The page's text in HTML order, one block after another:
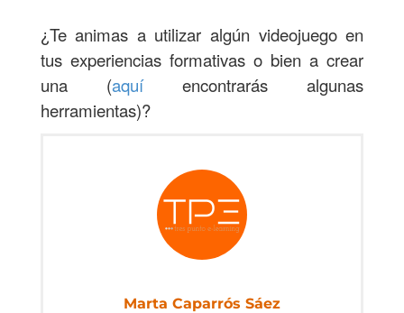
¿Te animas a utilizar algún videojuego en
tus experiencias formativas o bien a crear
una (aquíencontrarás algunas
herramientas)?
Marta Caparrós Sáez